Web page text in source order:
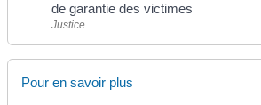
de garantie des victimes
Justice
Pour en savoir plus